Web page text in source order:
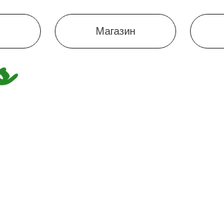
Магазин